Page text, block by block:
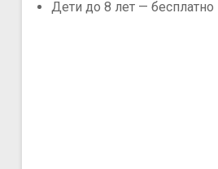
Дети до 8 лет — бесплатно